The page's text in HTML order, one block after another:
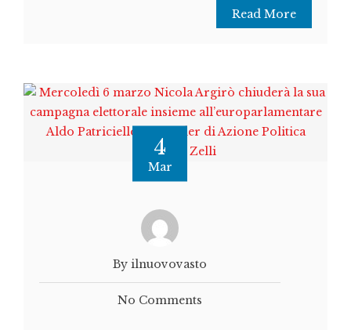
Read More
4
Mar
By ilnuovovasto
No Comments